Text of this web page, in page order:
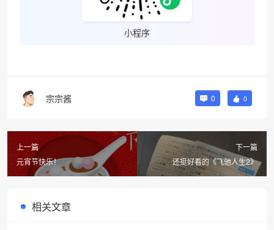
小程序
宗宗酱 0 0
上一篇
元宵节快乐！
下一篇
还挺好看的《飞驰人生2》
相关文章